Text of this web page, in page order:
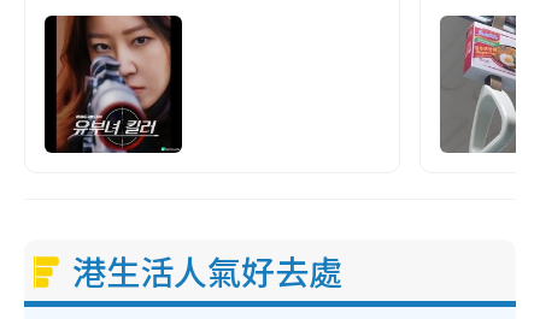
港生活人氣好去處